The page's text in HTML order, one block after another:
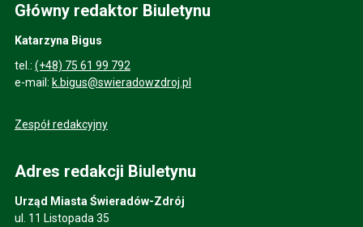
Główny redaktor Biuletynu
Katarzyna Bigus
tel.: (+48) 75 61 99 792
e-mail: k.bigus@swieradowzdroj.pl
Zespół redakcyjny
Adres redakcji Biuletynu
Urząd Miasta Świeradów-Zdrój
ul. 11 Listopada 35